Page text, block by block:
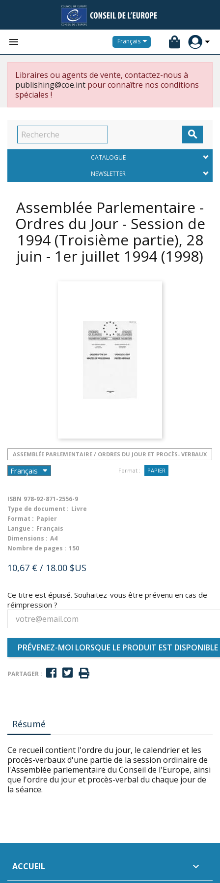
 Français
Libraires ou agents de vente, contactez-nous à
publishing@coe.int pour connaître nos conditions
spéciales !

CATALOGUE
NEWSLETTER
Assemblée Parlementaire -
Ordres du Jour - Session de
1994 (Troisième partie), 28
juin - 1er juillet 1994 (1998)
ASSEMBLÉE PARLEMENTAIRE / ORDRES DU JOUR ET PROCÈS- VERBAUX
Format : PAPIER
ISBN 978-92-871-2556-9
Type de document : Livre
Format : Papier
Langue : Français
Dimensions : A4
Nombre de pages : 150
10,67 € / 18.00 $US
Ce titre est épuisé. Souhaitez-vous être prévenu en cas de
réimpression ?
PRÉVENEZ-MOI LORSQUE LE PRODUIT EST DISPONIBLE
PARTAGER :
Résumé
Ce recueil contient l'ordre du jour, le calendrier et les
procès-verbaux d'une partie de la session ordinaire de
l'Assemblée parlementaire du Conseil de l'Europe, ainsi
que l'ordre du jour et procès-verbal du chaque jour de
la séance.
ACCUEIL 